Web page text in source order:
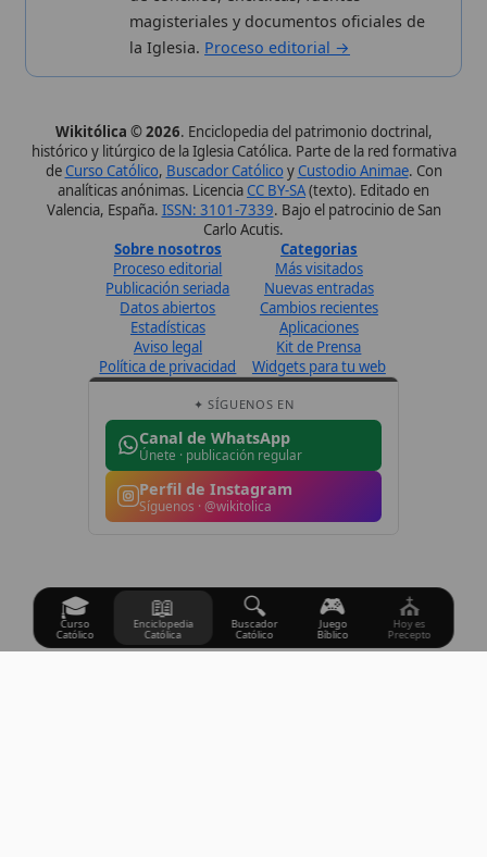
Proceso editorial
Publicación seriada
Datos abiertos
Aviso legal
Más visitados
Nuevas entradas
Cambios recientes
Kit de Prensa
✦ SÍGUENOS EN
Canal de WhatsApp
Únete · publicación regular
Perfil de Instagram
Síguenos · @wikitolica